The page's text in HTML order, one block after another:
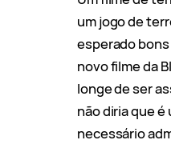
um jogo de
esperado
novo filme da
longe de ser
não diria que é
necessário